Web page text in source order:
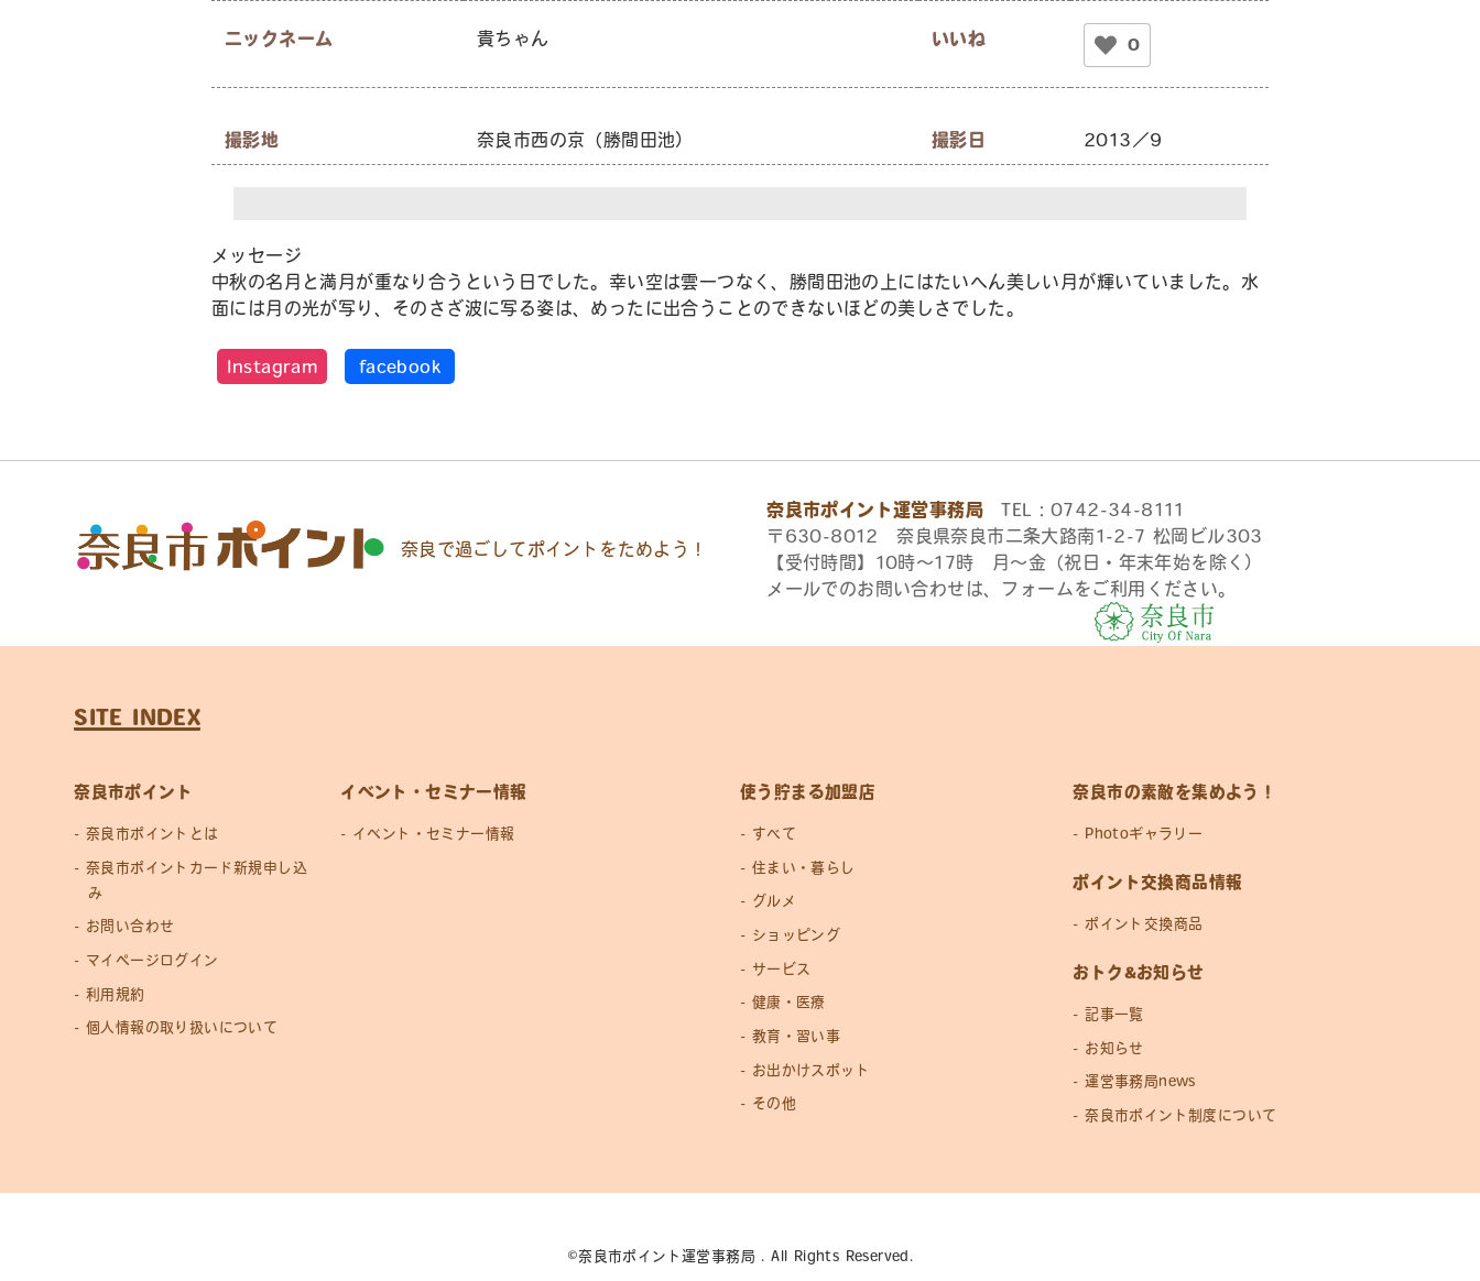
ニックネーム 貴ちゃん いいね 0
撮影地 奈良市西の京（勝間田池） 撮影日 2013／9
メッセージ
中秋の名月と満月が重なり合うという日でした。幸い空は雲一つなく、勝間田池の上にはたいへん美しい月が輝いていました。水
面には月の光が写り、そのさざ波に写る姿は、めったに出合うことのできないほどの美しさでした。
Instagram facebook
奈良で過ごしてポイントをためよう！
奈良市ポイント運営事務局 TEL：0742-34-8111
〒630-8012 奈良県奈良市二条大路南1-2-7 松岡ビル303
【受付時間】10時〜17時 月〜金（祝日・年末年始を除く）
メールでのお問い合わせは、フォームをご利用ください。
SITE INDEX
奈良市ポイント
奈良市ポイントとは
奈良市ポイントカード新規申し込
み
お問い合わせ
マイページログイン
利用規約
個人情報の取り扱いについて
イベント・セミナー情報
イベント・セミナー情報
使う貯まる加盟店
すべて
住まい・暮らし
グルメ
ショッピング
サービス
健康・医療
教育・習い事
お出かけスポット
その他
奈良市の素敵を集めよう！
Photoギャラリー
ポイント交換商品情報
ポイント交換商品
おトク&お知らせ
記事一覧
お知らせ
運営事務局news
奈良市ポイント制度について
©奈良市ポイント運営事務局 . All Rights Reserved.